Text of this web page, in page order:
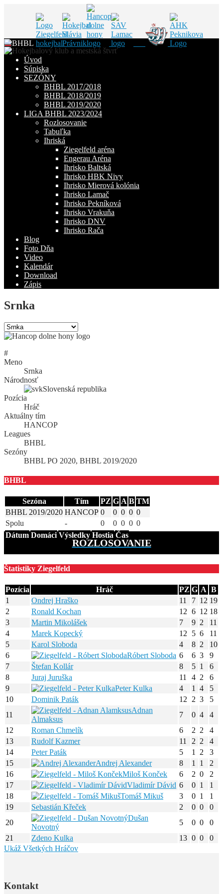
Skip
content
Úvod
Súpiska
SEZÓNY
BHBL 2017/2018
BHBL 2018/2019
BHBL 2019/2020
LIGA BHBL 2023/2024
Rozlosovanie
Tabuľka
Ihriská
Ziegelfeld aréna
Engerau Aréna
Ihrisko Baltská
Ihrisko HBK Nivy
Ihrisko Mierová kolónia
Ihrisko Lamač
Ihrisko Pekníková
Ihrisko Vrakuňa
Ihrisko DNV
Ihrisko Rača
Blog
Foto Dňa
Video
Kalendár
Download
Zápis
Srnka
#
Meno
Srnka
Národnosť
Slovenská republika
Pozícia
Hráč
Aktuálny tím
HANCOP
Leagues
BHBL
Sezóny
BHBL PO 2020, BHBL 2019/2020
BHBL
Sezóna Tím PZ G A B TM
BHBL 2019/2020 HANCOP 0 0 0 0 0
Spolu
- 0 0 0 0 0
Dátum Domáci Výsledky Hostia Čas
ROZLOSOVANIE
Štatistiky Ziegelfeld
Pozícia Hráč PZ G A B
1
Ondrej Hraško 11 7 12 19
2
Ronald Kochan 12 6 12 18
3
Martin Mikolášek 7 9 2
11
4
Marek Kopecký 12 5 6
11
5
Karol Sloboda 4 8 2
10
6
Róbert Sloboda 6 6 3
9
7
Štefan Kollár 8 5 1
6
8
Juraj Juruška 11 4 2
6
9
Peter Kulka 4 1 4
5
10
Dominik Paták 12 2 3
5
11
Adnan
Almaksus
7 0 4
4
12
Roman Chmelík 6 2 2
4
13
Rudolf Kazmer 11 2 2
4
14
Peter Paták 5 1 2
3
15
Andrej Alexander 8 1 1
2
16
Miloš Konček 6 2 0
2
17
Vladimír Dávid 6 0 1
1
18
Tomáš Mikuš 3 0 1
1
19
Sebastián Křeček 2 0 0
0
20
Dušan
Novotný
5 0 0
0
21
Zdeno Kulka 13 0 0
0
Ukáž Všetkých Hráčov
Kontakt